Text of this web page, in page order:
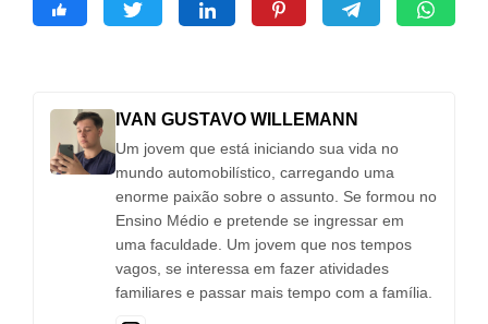
IVAN GUSTAVO WILLEMANN
Um jovem que está iniciando sua vida no
mundo automobilístico, carregando uma
enorme paixão sobre o assunto. Se formou no
Ensino Médio e pretende se ingressar em
uma faculdade. Um jovem que nos tempos
vagos, se interessa em fazer atividades
familiares e passar mais tempo com a família.